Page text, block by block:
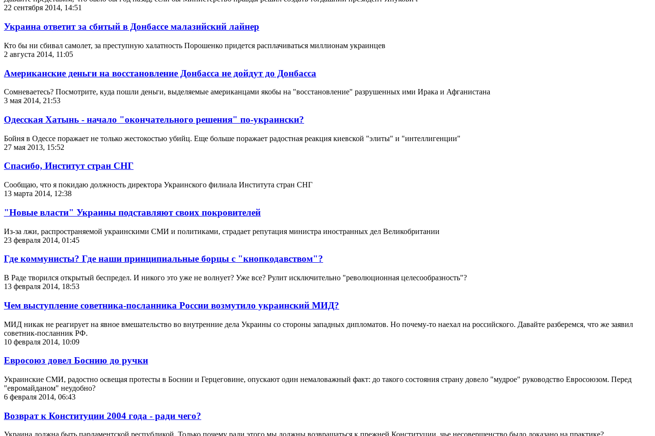
22 сентября 2014, 14:51
Украина ответит за сбитый в Донбассе малазийский лайнер
Кто бы ни сбивал самолет, за преступную халатность Порошенко придется расплачиваться миллионам украинцев
2 августа 2014, 11:05
Американские деньги на восстановление Донбасса не дойдут до Донбасса
Сомневаетесь? Посмотрите, куда пошли деньги, выделяемые американцами якобы на "восстановление" разрушенных ими Ирака и Афганистана
3 мая 2014, 21:53
Одесская Хатынь - начало "окончательного решения" по-украински?
Бойня в Одессе поражает не только жестокостью убийц. Еще больше поражает радостная реакция киевской "элиты" и "интеллигенции"
27 мая 2013, 15:52
Спасибо, Институт стран СНГ
Сообщаю, что я покидаю должность директора Украинского филиала Института стран СНГ
13 марта 2014, 12:38
"Новые власти" Украины подставляют своих покровителей
Из-за лжи, распространяемой украинскими СМИ и политиками, страдает репутация министра иностранных дел Великобритании
23 февраля 2014, 01:45
Где коммунисты? Где наши принципиальные борцы с "кнопкодавством"?
В Раде творился открытый беспредел. И никого это уже не волнует? Уже все? Рулит исключительно "революционная целесообразность"?
13 февраля 2014, 18:53
Чем выступление советника-посланника России возмутило украинский МИД?
МИД никак не реагирует на явное вмешательство во внутренние дела Украины со стороны западных дипломатов. Но почему-то наехал на российского. Давайте разберемся, что же заявил
советник-посланник РФ.
10 февраля 2014, 10:09
Евросоюз довел Боснию до ручки
Украинские СМИ, радостно освещая протесты в Боснии и Герцеговине, опускают один немаловажный факт: до такого состояния страну довело "мудрое" руководство Евросоюзом. Перед
"евромайданом" неудобно?
6 февраля 2014, 06:43
Возврат к Конституции 2004 года - ради чего?